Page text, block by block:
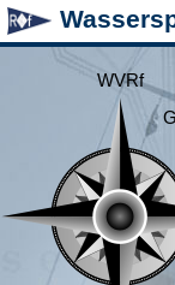
WVRf